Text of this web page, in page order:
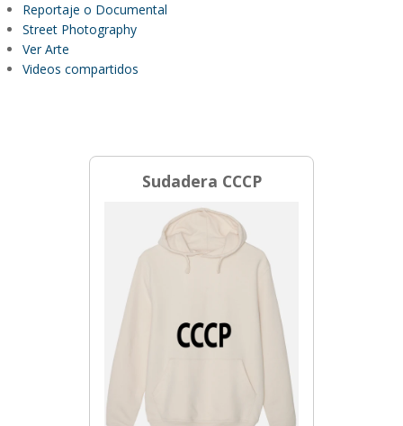
Reportaje o Documental
Street Photography
Ver Arte
Videos compartidos
Sudadera CCCP